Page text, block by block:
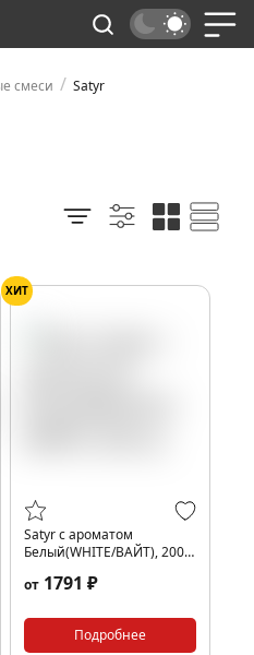
смеси / Satyr
ХИТ
Satyr с ароматом
Белый(WHITE/ВАЙТ), 200
от 1791 ₽
Подробнее